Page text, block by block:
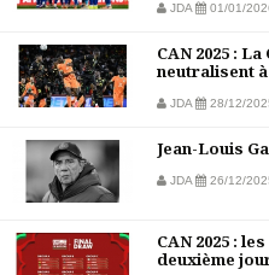
JDA 01/01/
CAN 2025 :
neutralisent
JDA 28/12/
Jean-Louis
JDA 26/12/
CAN 2025 :
deuxième